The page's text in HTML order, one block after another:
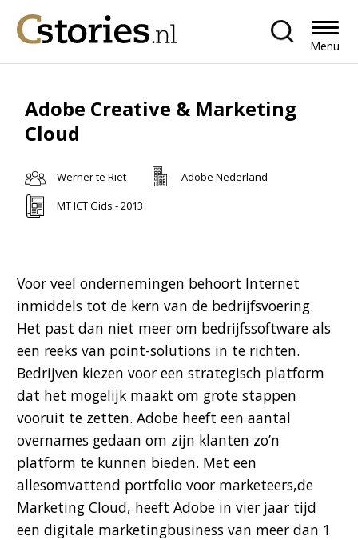
Menu
Adobe Creative & Marketing
Cloud
Werner te Riet
Adobe Nederland
MT ICT Gids - 2013
Voor veel ondernemingen behoort Internet
inmiddels tot de kern van de bedrijfsvoering.
Het past dan niet meer om bedrijfssoftware als
een reeks van point-solutions in te richten.
Bedrijven kiezen voor een strategisch platform
dat het mogelijk maakt om grote stappen
vooruit te zetten. Adobe heeft een aantal
overnames gedaan om zijn klanten zo’n
platform te kunnen bieden. Met een
allesomvattend portfolio voor marketeers,de
Marketing Cloud, heeft Adobe in vier jaar tijd
een digitale marketingbusiness van meer dan 1